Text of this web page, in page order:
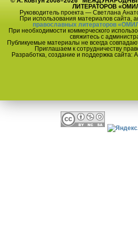
ЛИТЕРАТОРОВ
Руководитель проекта — Светлана
При использования материалов сайта,
православных литераторов
При необходимости коммерческого
свяжитесь с
Публикуемые материалы не всегда
Приглашаем к сотрудничеству
Разработка, создание и поддержка сайта: